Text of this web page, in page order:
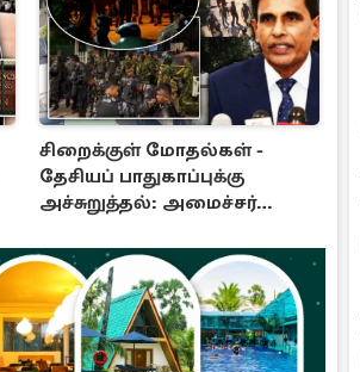
சிறைக்குள் மோதல்கள் -
தேசியப் பாதுகாப்புக்கு
அச்சுறுத்தல்: அமைச்சர்